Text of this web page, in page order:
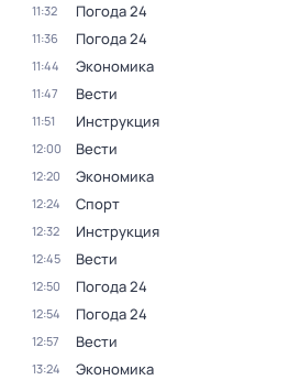
11:32 Погода 24
11:36 Погода 24
11:44 Экономика
11:47 Вести
11:51 Инструкция
12:00 Вести
12:20 Экономика
12:24 Спорт
12:32 Инструкция
12:45 Вести
12:50 Погода 24
12:54 Погода 24
12:57 Вести
13:24 Экономика